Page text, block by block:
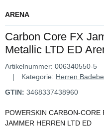
ARENA
Carbon Core FX
Metallic LTD ED
Artikelnummer: 006340550-5
Kategorie: Herren
GTIN: 3468337438960
POWERSKIN CARBON-
JAMMER HERREN LTD ED